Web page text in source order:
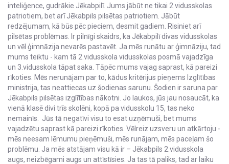
inteliģence, gudrākie Jēkabpilī. Jums jābūt ne tikai 2.vidusskolas
patriotiem, bet arī Jēkabpils pilsētas patriotiem. Jābūt
redzējumam, kā būs pēc pieciem, desmit gadiem. Risiniet arī
pilsētas problēmas. Ir pilnīgi skaidrs, ka Jēkabpilī divas vidusskolas
un vēl ģimnāzija nevarēs pastavēt. Ja mēs runātu ar ģimnāziju, tad
mums teiktu - kam tā 2.vidusskola vidusskolas posmā vajadzīga
un 3.vidusskola tāpat saka. Tāpēc mums vajag saprast, kā pareizi
rīkoties. Mēs nerunājam par to, kādus kritērijus pieņems Izglītības
ministrija, tas neattiecas uz šodienas sarunu. Šodien ir saruna par
Jēkabpils pilsētas izglītības nākotni. Jo laukos, jūs jau nosaucāt, ka
vienā klasē divi trīs skolēni, kopā pa vidusskolu 15, tas neko
nemainīs. Jūs tā negatīvi visu to esat uzņēmuši, bet mums
vajadzētu saprast kā pareizi rīkoties. Vēlreiz uzsveru un atkārtoju -
mēs neesam lēmumu pieņēmuši, mēs runājam, mēs paceļam šo
problēmu. Ja mēs atstājam visu kā ir – Jēkabpils 2.vidusskola
augs, neizbēgami augs un attīstīsies. Ja tas tā paliks, tad ar laiku